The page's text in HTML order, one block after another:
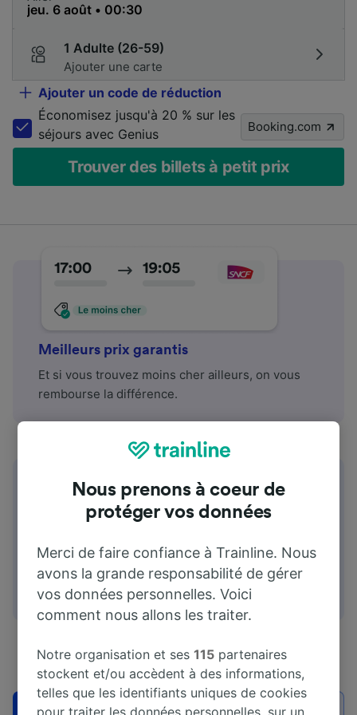
1 Adulte (26-59)
Ajouter une carte
Ajouter un code de réduction
Économisez jusqu'à 20 % sur les
séjours avec Genius
Booking.com
Trouver des billets à petit prix
Meilleurs prix garantis
Et si vous trouvez moins cher ailleurs, on vous
rembourse la différence.
Cartes de fidélité et de réduction
Utilisez les vôtres ici. On accepte les cartes de
plus de 100 transporteurs.
Nous prenons à coeur de
protéger vos données
Merci de faire confiance à Trainline. Nous
avons la grande responsabilité de gérer
vos données personnelles. Voici
comment nous allons les traiter.
Notre organisation et ses115 partenaires
stockent et/ou accèdent à des informations,
telles que les identifiants uniques de cookies
pour traiter les données personnelles, sur un